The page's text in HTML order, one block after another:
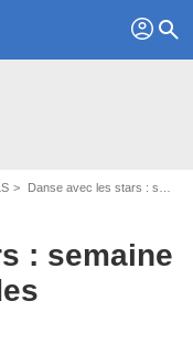
profil search
Danse avec les stars : semaine décisive pour l’un des candidats...
: semaine